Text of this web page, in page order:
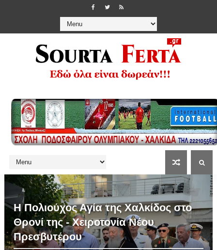
Η Πολιούχος Αγία της Χαλκίδος στο
Θρονί της - Χειροτονία Νέου
Πρεσβυτέρου